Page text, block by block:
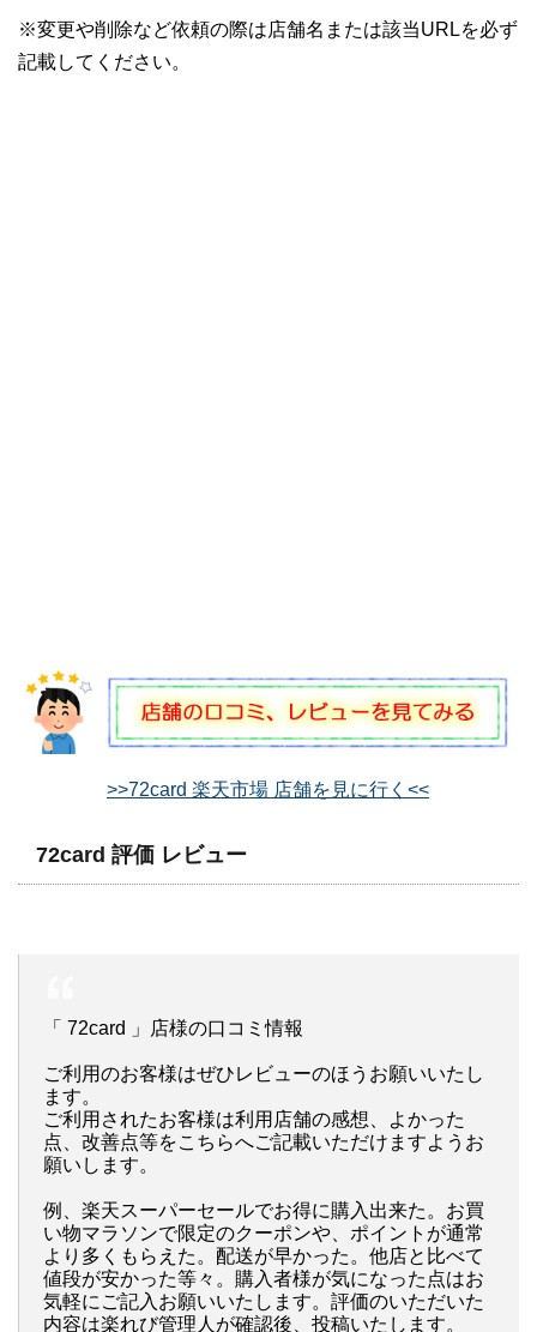
※変更や削除など依頼の際は店舗名または該当URLを必ず
記載してください。
>>72card 楽天市場 店舗を見に行く<<
72card 評価 レビュー
「 72card 」店様の口コミ情報
ご利用のお客様はぜひレビューのほうお願いいたし
ます。
ご利用されたお客様は利用店舗の感想、よかった
点、改善点等をこちらへご記載いただけますようお
願いします。
例、楽天スーパーセールでお得に購入出来た。お買
い物マラソンで限定のクーポンや、ポイントが通常
より多くもらえた。配送が早かった。他店と比べて
値段が安かった等々。購入者様が気になった点はお
気軽にご記入お願いいたします。評価のいただいた
内容は楽れび管理人が確認後、投稿いたします。